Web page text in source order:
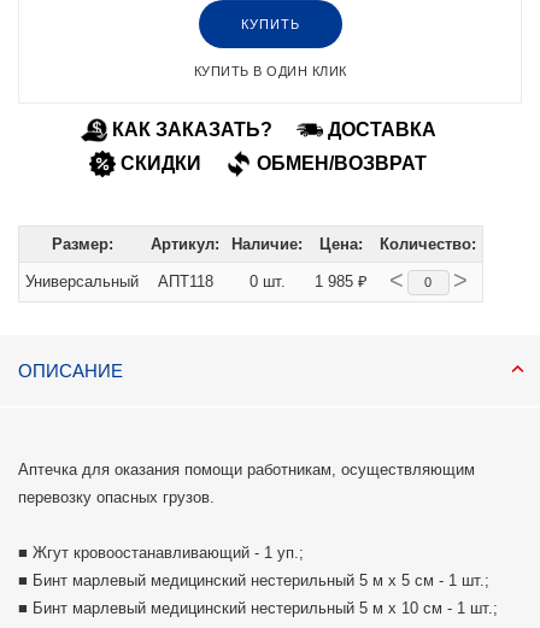
КУПИТЬ
КУПИТЬ В ОДИН КЛИК
КАК ЗАКАЗАТЬ?
ДОСТАВКА
СКИДКИ
ОБМЕН/ВОЗВРАТ
Размер: Артикул: Наличие: Цена: Количество:
Универсальный АПТ118 0 шт. 1 985 ₽ < >
ОПИСАНИЕ
Аптечка для оказания помощи работникам, осуществляющим
перевозку опасных грузов.
■ Жгут кровоостанавливающий - 1 уп.;
■ Бинт марлевый медицинский нестерильный 5 м х 5 см - 1 шт.;
■ Бинт марлевый медицинский нестерильный 5 м х 10 см - 1 шт.;